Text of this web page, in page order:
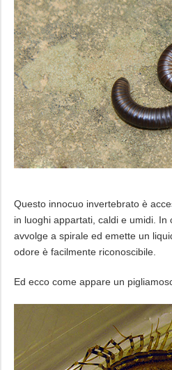
Questo innocuo invertebrato è
in luoghi appartati, caldi e umidi. In
avvolge a spirale ed emette un
odore è facilmente riconoscibile.
Ed ecco come appare un